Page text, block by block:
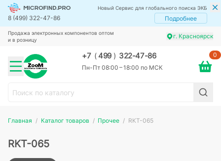
Новый Сервис для глобального поиска ЭКБ
8 (499) 322-47-86 Подробнее
Продажа электронных компонентов оптом
и в розницу
г. Красноярск
+7 (499 ) 322-47-86
Пн-Пт 08:00 – 18:00 по МСК
0
Главная Каталог товаров Прочее RKT-065
RKT-065